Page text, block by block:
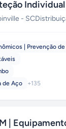
Individual
- SC
| Prevenção de
de Aço
+135
|